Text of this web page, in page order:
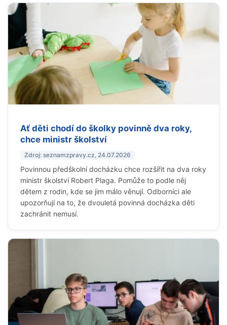
Ať děti chodí do školky povinně dva roky,
chce ministr školství
Zdroj: seznamzpravy.cz, 24.07.2026
Povinnou předškolní docházku chce rozšířit na dva roky
ministr školství Robert Plaga. Pomůže to podle něj
dětem z rodin, kde se jim málo věnují. Odborníci ale
upozorňují na to, že dvouletá povinná docházka děti
zachránit nemusí.